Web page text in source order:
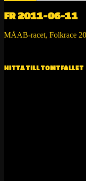
FR 2011-06-11
MÅAB-racet, Folkrace
HITTA TILL TOMTFALLET